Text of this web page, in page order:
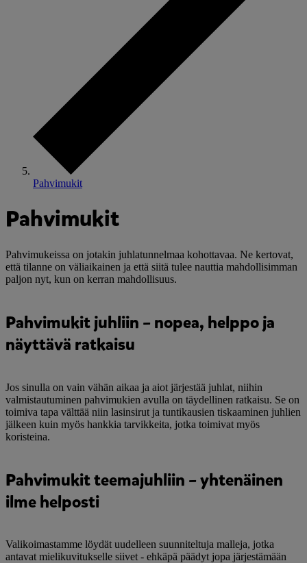
Pahvimukit
Pahvimukit
Pahvimukeissa on jotakin juhlatunnelmaa kohottavaa. Ne kertovat,
että tilanne on väliaikainen ja että siitä tulee nauttia mahdollisimman
paljon nyt, kun on kerran mahdollisuus.
Pahvimukit juhliin – nopea, helppo ja
näyttävä ratkaisu
Jos sinulla on vain vähän aikaa ja aiot järjestää juhlat, niihin
valmistautuminen pahvimukien avulla on täydellinen ratkaisu. Se on
toimiva tapa välttää niin lasinsirut ja tuntikausien tiskaaminen juhlien
jälkeen kuin myös hankkia tarvikkeita, jotka toimivat myös
koristeina.
Pahvimukit teemajuhliin – yhtenäinen
ilme helposti
Valikoimastamme löydät uudelleen suunniteltuja malleja, jotka
antavat mielikuvitukselle siivet - ehkäpä päädyt jopa järjestämään